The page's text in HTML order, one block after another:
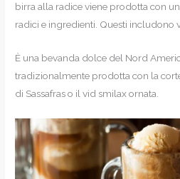
birra alla radice viene prodotta con
radici e ingredienti. Questi includono
È una bevanda dolce del Nord
tradizionalmente prodotta con la
di Sassafras o il vid smilax ornata.